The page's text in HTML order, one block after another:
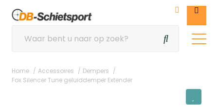
Home Accessoires
Dempers
Fox Silencer Tune geluiddemper Extender